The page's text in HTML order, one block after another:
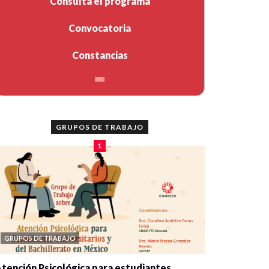
Convocatoria
Constancias
GRUPOS DE TRABAJO
1
GRUPOS DE TRABAJO